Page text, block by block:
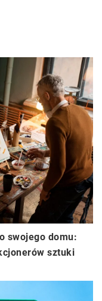
swojego domu:
sztuki